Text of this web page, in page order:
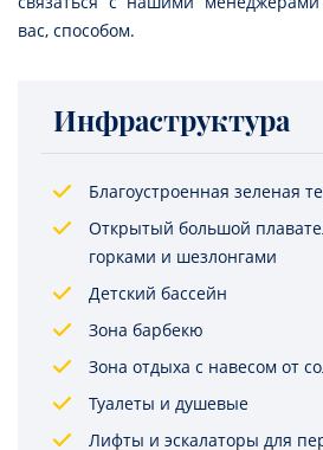
вас, способом.
Инфраструктура
Благоустроенная зеленая
Открытый большой
горками и шезлонгами
Детский бассейн
Зона барбекю
Зона отдыха с навесом от
Туалеты и душевые
Лифты и эскалаторы для